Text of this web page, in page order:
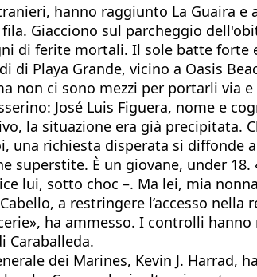
hanno raggiunto La Guaira e
Giacciono sul parcheggio
di ferite mortali. Il sole batte forte
Playa Grande, vicino a Oasis
non ci sono mezzi per portarli via
José Luis Figuera, nome e
la situazione era già precipitata.
una richiesta disperata si diffonde
superstite. È un giovane, under 18.
lui, sotto choc –. Ma lei, mia
a restringere l’accesso nella
ha ammesso. I controlli
Caraballeda.
dei Marines, Kevin J. Harrad,